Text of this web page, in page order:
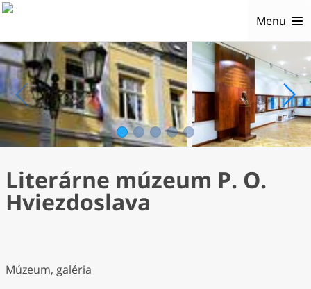
Menu
1 2 3 4 5
Literárne múzeum P. O.
Hviezdoslava
Múzeum, galéria